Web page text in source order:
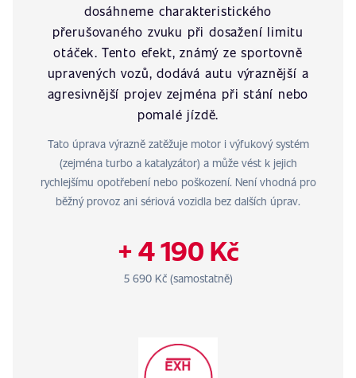
dosáhneme charakteristického
přerušovaného zvuku při dosažení limitu
otáček. Tento efekt, známý ze sportovně
upravených vozů, dodává autu výraznější a
agresivnější projev zejména při stání nebo
pomalé jízdě.
Tato úprava výrazně zatěžuje motor i výfukový systém
(zejména turbo a katalyzátor) a může vést k jejich
rychlejšímu opotřebení nebo poškození. Není vhodná pro
běžný provoz ani sériová vozidla bez dalších úprav.
+ 4 190 Kč
5 690 Kč (samostatně)